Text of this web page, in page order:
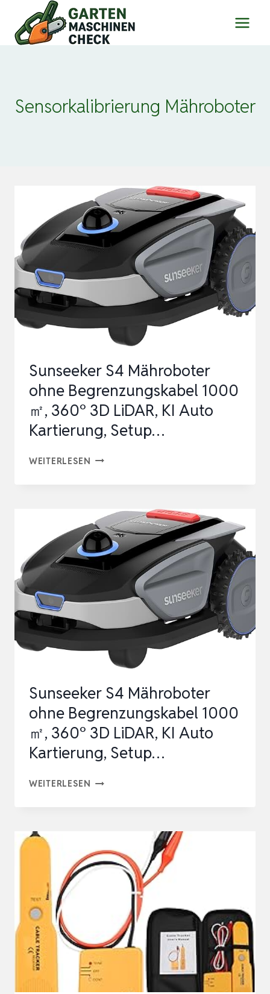
Inhalt
springen
Sensorkalibrierung Mähroboter
Sunseeker S4 Mähroboter
ohne Begrenzungskabel 1000
㎡, 360° 3D LiDAR, KI Auto
Kartierung, Setup…
WEITERLESEN SUNSEEKER
OHNE
BEGRENZUNGSKABEL
1000
㎡,
3D
LIDAR,
AUTO
SETUP…
Sunseeker S4 Mähroboter
ohne Begrenzungskabel 1000
㎡, 360° 3D LiDAR, KI Auto
Kartierung, Setup…
WEITERLESEN SUNSEEKER
BEGRENZUNGSKABEL
LIDAR,
KI
AUTO